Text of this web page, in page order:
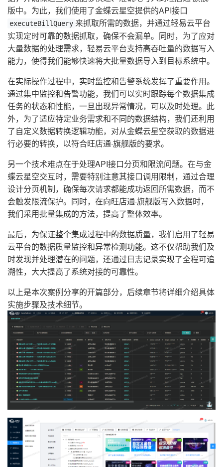
版中。为此，我们使用了金蝶云星空提供的API接口
executeBillQuery 来抓取所需的数据，并通过轻易云平台
实现定时可靠的数据抓取，确保不会漏单。同时，为了应对
大量数据的处理需求，轻易云平台支持高吞吐量的数据写入
能力，使得我们能够快速将大批量数据导入到目标系统中。
在实际操作过程中，实时监控和告警系统发挥了重要作用。
通过集中监控和告警功能，我们可以实时跟踪每个数据集成
任务的状态和性能，一旦出现异常情况，可以及时处理。此
外，为了适应特定业务需求和不同的数据结构，我们还利用
了自定义数据转换逻辑功能，对从金蝶云星空获取的数据进
行必要的转换，以符合旺店通·旗舰版的要求。
另一个技术难点在于处理API接口分页和限流问题。在与金
蝶云星空交互时，需要特别注意其接口调用限制，通过合理
设计分页机制，确保每次请求都能成功返回所需数据，而不
会触发限流保护。同时，在向旺店通·旗舰版写入数据时，
我们采用批量集成的方法，提高了整体效率。
最后，为保证整个集成过程中的数据质量，我们启用了轻易
云平台的数据质量监控和异常检测功能。这不仅帮助我们及
时发现并处理潜在的问题，还通过日志记录实现了全程可追
溯性，大大提高了系统对接的可靠性。
以上是本次案例分享的开篇部分，后续章节将详细介绍具体
实施步骤及技术细节。